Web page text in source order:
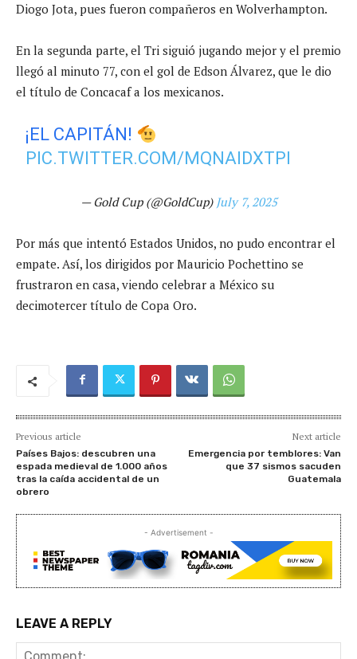
Diogo Jota, pues fueron compañeros en Wolverhampton.
En la segunda parte, el Tri siguió jugando mejor y el premio
llegó al minuto 77, con el gol de Edson Álvarez, que le dio
el título de Concacaf a los mexicanos.
¡EL CAPITÁN!
PIC.TWITTER.COM/MQNAIDXTPI
— Gold Cup (@GoldCup) July 7, 2025
Por más que intentó Estados Unidos, no pudo encontrar el
empate. Así, los dirigidos por Mauricio Pochettino se
frustraron en casa, viendo celebrar a México su
decimotercer título de Copa Oro.
Previous article
Países Bajos: descubren una
espada medieval de 1.000 años
tras la caída accidental de un
obrero
Next article
Emergencia por temblores: Van
que 37 sismos sacuden
Guatemala
- Advertisement -
LEAVE A REPLY